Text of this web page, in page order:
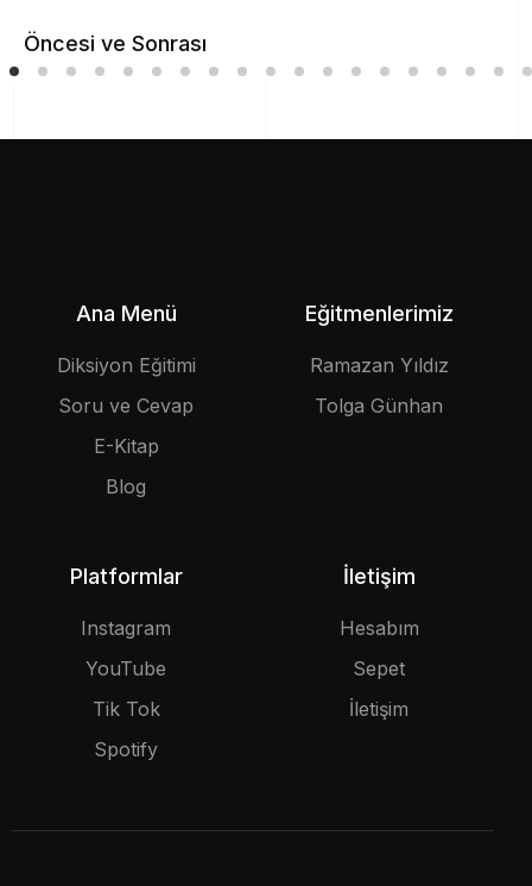
Öncesi ve Sonrası
Ana Menü
Diksiyon Eğitimi
Soru ve Cevap
E-Kitap
Blog
Eğitmenlerimiz
Ramazan Yıldız
Tolga Günhan
Platformlar
Instagram
YouTube
Tik Tok
Spotify
İletişim
Hesabım
Sepet
İletişim